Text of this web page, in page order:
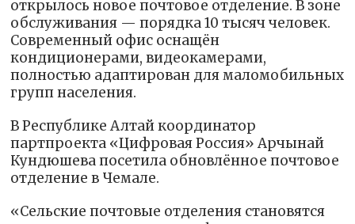
открылось новое почтовое отделение. В зоне
обслуживания — порядка 10 тысяч человек.
Современный офис оснащён
кондиционерами, видеокамерами,
полностью адаптирован для маломобильных
групп населения.
В Республике Алтай координатор
партпроекта «Цифровая Россия» Арчынай
Кундюшева посетила обновлённое почтовое
отделение в Чемале.
«Сельские почтовые отделения становятся